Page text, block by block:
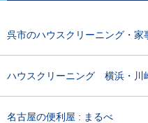
呉市のハウスクリーニング・家
ハウスクリーニング 横浜・川
名古屋の便利屋 : まるべ